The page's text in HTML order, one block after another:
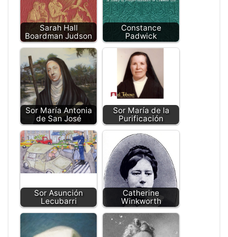
Sarah Hall
Boardman Judson
Constance
Padwick
Sor María Antonia
de San José
Sor María de la
Purificación
Sor Asunción
Lecubarri
Catherine
Winkworth